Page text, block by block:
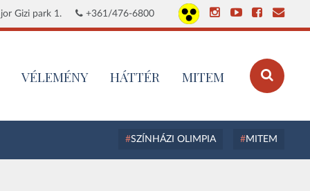
Gizi park 1. +361/476-6800
VÉLEMÉNY HÁTTÉR MITEM
SZÍNHÁZI OLIMPIA MITEM